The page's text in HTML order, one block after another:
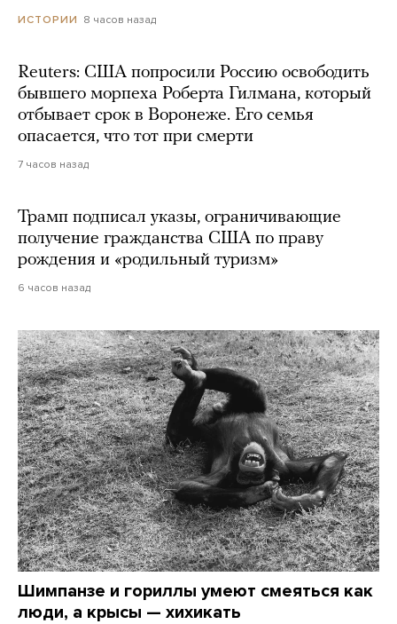
ИСТОРИИ 8 часов назад
Reuters: США попросили Россию освободить
бывшего морпеха Роберта Гилмана, который
отбывает срок в Воронеже. Его семья
опасается, что тот при смерти
7 часов назад
Трамп подписал указы, ограничивающие
получение гражданства США по праву
рождения и «родильный туризм»
6 часов назад
Шимпанзе и гориллы умеют смеяться как
люди, а крысы — хихикать